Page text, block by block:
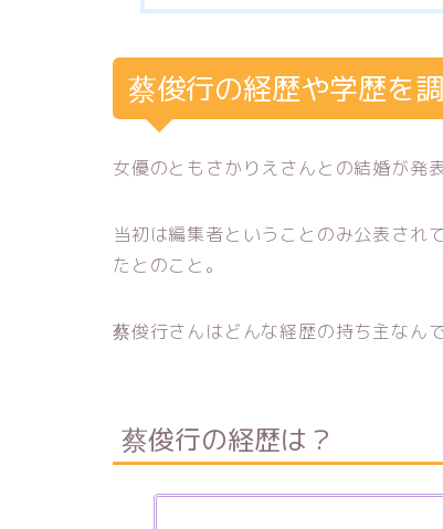
蔡俊行の経歴や学歴を調
女優のともさかりえさんとの結婚が発
当初は編集者ということのみ公表され
たとのこと。
蔡俊行さんはどんな経歴の持ち主なん
蔡俊行の経歴は？